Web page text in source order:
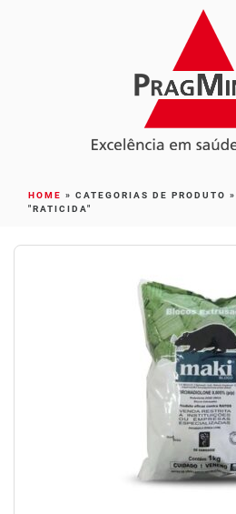
HOME » CATEGORIAS DE PRODUTO »
"RATICIDA"